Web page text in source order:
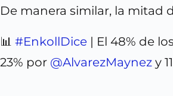
De manera similar, la mitad
📊 #EnkollDice | El 48% de
23% por @AlvarezMaynez y